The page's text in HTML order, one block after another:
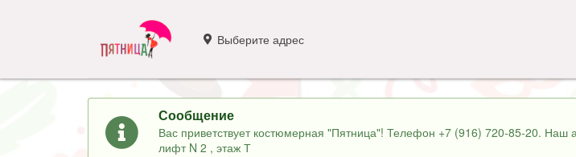
Выберите адрес
Сообщение
Вас приветствует костюмерная "Пятница"! Телефон +7 (916) 720-85-20.
лифт N 2 , этаж Т